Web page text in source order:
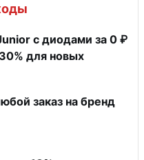
с диодами за 0 ₽
для новых
заказ на бренд